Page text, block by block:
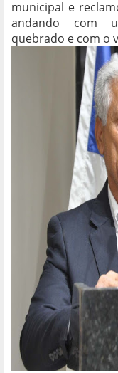
municipal e
andando com
quebrado e com o